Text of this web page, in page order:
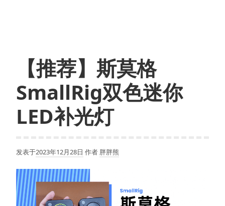
【推荐】斯莫格
SmallRig双色迷你
LED补光灯
发表于2023年12月28日 作者 胖胖熊